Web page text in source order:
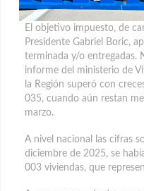
El objetivo impuesto, de
Presidente Gabriel Boric,
terminada y/o entregadas.
informe del ministerio de
la Región superó con
035, cuando aún restan
marzo.
A nivel nacional las cifras
diciembre de 2025, se
003 viviendas, que